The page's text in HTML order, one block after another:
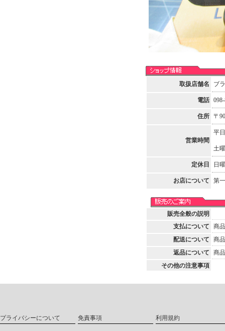
取扱店舗名 ブ
電話
住所 〒
営業時間
平
土
定休日 日
お店について 第
販売全般の説明
支払について
商
配送について
商
返品について
商
その他の注意事項
プライバシーについて 免責事項 利用規約